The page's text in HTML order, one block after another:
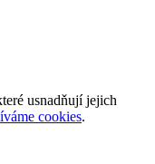
usnadňují jejich
cookies.